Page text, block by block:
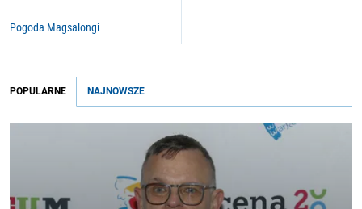
Pogoda Magsalongi
POPULARNE NAJNOWSZE